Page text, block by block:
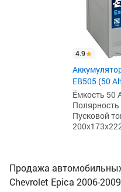
4.9
EB505 (50
Ёмкость 50
Пусковой
Продажа
Chevrolet Epica 2006-